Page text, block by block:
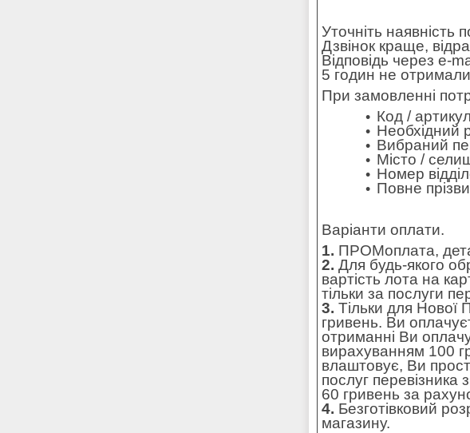
Уточніть наявність
Дзвінок краще,
Відповідь через e-
5 годин не
При замовленні
Код /
Необхідний
Вибраний
Місто /
Номер
Повне
Варіанти оплати.
1. ПРОМоплата,
2. Для будь-якого
вартість лота на
тільки за послуги
3. Тільки для Нової
гривень. Ви
отриманні Ви
вирахуванням 100
влаштовує, Ви
послуг
60 гривень за
4. Безготівковий
магазину.